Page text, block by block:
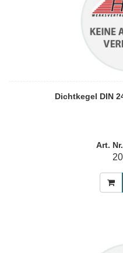
Dichtkegel DIN
Art.